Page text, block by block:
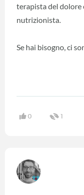
terapista del dolore
nutrizionista.
Se hai bisogno, ci
0 1